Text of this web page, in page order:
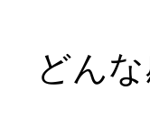
どん